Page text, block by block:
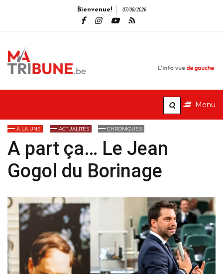
Bienvenue! 07/08/2026
Menu
À LA UNE ACTUALITÉS CHRONIQUES
A part ça… Le Jean
Gogol du Borinage